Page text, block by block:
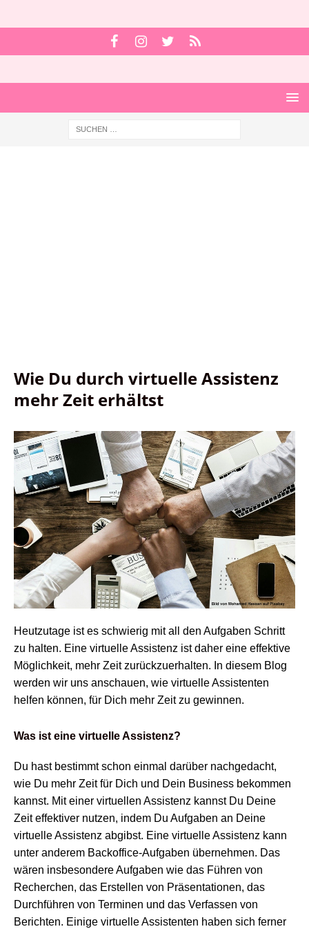
Wie Du durch virtuelle Assistenz
mehr Zeit erhältst
Heutzutage ist es schwierig mit all den Aufgaben Schritt
zu halten. Eine virtuelle Assistenz ist daher eine effektive
Möglichkeit, mehr Zeit zurückzuerhalten. In diesem Blog
werden wir uns anschauen, wie virtuelle Assistenten
helfen können, für Dich mehr Zeit zu gewinnen.
Was ist eine virtuelle Assistenz?
Du hast bestimmt schon einmal darüber nachgedacht,
wie Du mehr Zeit für Dich und Dein Business bekommen
kannst. Mit einer virtuellen Assistenz kannst Du Deine
Zeit effektiver nutzen, indem Du Aufgaben an Deine
virtuelle Assistenz abgibst. Eine virtuelle Assistenz kann
unter anderem Backoffice-Aufgaben übernehmen. Das
wären insbesondere Aufgaben wie das Führen von
Recherchen, das Erstellen von Präsentationen, das
Durchführen von Terminen und das Verfassen von
Berichten. Einige virtuelle Assistenten haben sich ferner